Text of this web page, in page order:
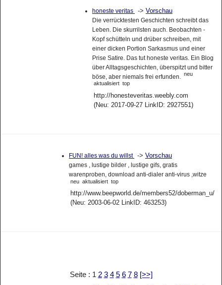
honeste veritas -> Vorschau
Die verrücktesten Geschichten schreibt das
Leben. Die skurrilsten auch. Beobachten -
Kopf schütteln und drüber schreiben, mit
einer dicken Portion Sarkasmus und einer
Prise Satire. Das tut honeste veritas. Ein Blog
über Alltagsgeschichten, überspitzt und bitter
böse, aber niemals frei erfunden.
neu
aktualisiert top
http://honesteveritas.weebly.com
(Neu: 2017-09-27 LinkID: 2927551)
FUN! alles was du willst -> Vorschau
games , lustige bilder , lustige gifs, gratis
warenproben, download anti-dialer anti-virus ,witze
neu aktualisiert top
http://www.beepworld.de/members52/doberman_u/
(Neu: 2003-06-02 LinkID: 463253)
Seite : 1 2 3 4 5 6 7 8 [>>]